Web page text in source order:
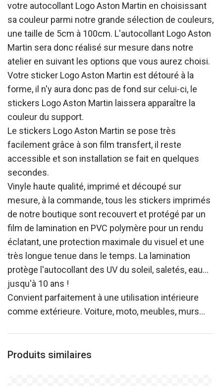
votre autocollant Logo Aston Martin en choisissant
sa couleur parmi notre grande sélection de couleurs,
une taille de 5cm à 100cm. L'autocollant Logo Aston
Martin sera donc réalisé sur mesure dans notre
atelier en suivant les options que vous aurez choisi.
Votre sticker Logo Aston Martin est détouré à la
forme, il n'y aura donc pas de fond sur celui-ci, le
stickers Logo Aston Martin laissera apparaître la
couleur du support.
Le stickers Logo Aston Martin se pose très
facilement grâce à son film transfert, il reste
accessible et son installation se fait en quelques
secondes.
Vinyle haute qualité, imprimé et découpé sur
mesure, à la commande, tous les stickers imprimés
de notre boutique sont recouvert et protégé par un
film de lamination en PVC polymère pour un rendu
éclatant, une protection maximale du visuel et une
très longue tenue dans le temps. La lamination
protège l'autocollant des UV du soleil, saletés, eau…
jusqu'à 10 ans !
Convient parfaitement à une utilisation intérieure
comme extérieure. Voiture, moto, meubles, murs…
Produits similaires